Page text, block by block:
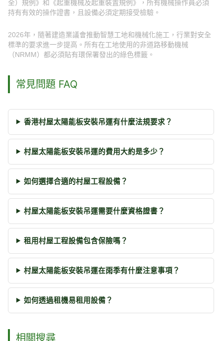
全）規例》和《起重機械及起重裝置規例》，所有機械操作員必須
持有有效的操作證書，且設備必須定期接受檢驗。
2026年，隨著建造業議會推動智慧工地和機械化施工，行業對安全
標準的要求進一步提高。所有在工地使用的非道路移動機械
（NRMM）都必須貼有環保署發出的綠色標籤。
常見問題 FAQ
香港村屋太陽能板安裝吊運有什麼法規要求？
村屋太陽能板安裝吊運的費用大約是多少？
如何選擇合適的村屋工程設備？
村屋太陽能板安裝吊運需要什麼資格證書？
租用村屋工程設備包含保險嗎？
村屋太陽能板安裝吊運在雨季有什麼注意事項？
如何透過租機易租用設備？
相關搜尋